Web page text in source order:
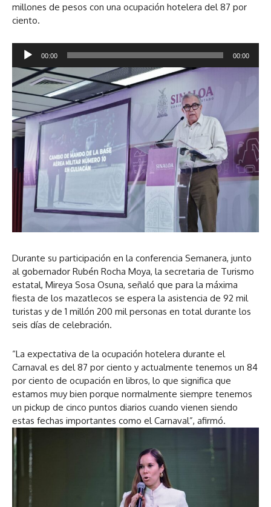
millones de pesos con una ocupación hotelera del 87 por
ciento.
r
o
d
u
c
o
u
i
o
00:00 00:00
Durante su participación en la conferencia Semanera, junto
al gobernador Rubén Rocha Moya, la secretaria de Turismo
estatal, Mireya Sosa Osuna, señaló que para la máxima
fiesta de los mazatlecos se espera la asistencia de 92 mil
turistas y de 1 millón 200 mil personas en total durante los
seis días de celebración.
“La expectativa de la ocupación hotelera durante el
Carnaval es del 87 por ciento y actualmente tenemos un 84
por ciento de ocupación en libros, lo que significa que
estamos muy bien porque normalmente siempre tenemos
un pickup de cinco puntos diarios cuando vienen siendo
estas fechas importantes como el Carnaval”, afirmó.